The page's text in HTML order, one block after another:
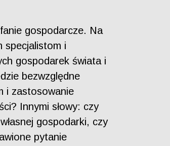
gospodarcze. Na
specjalistom i
gospodarek świata i
bezwzględne
i zastosowanie
Innymi słowy: czy
gospodarki, czy
pytanie